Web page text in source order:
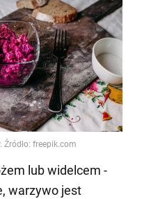
lub widelcem -
warzywo jest